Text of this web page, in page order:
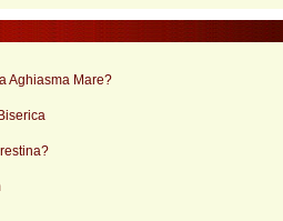
Aghiasma Mare?